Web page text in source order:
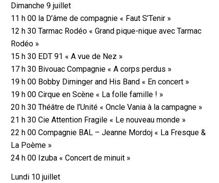
Dimanche 9 juillet
11 h 00 la D’âme de compagnie « Faut S’Tenir »
12 h 30 Tarmac Rodéo « Grand pique-nique avec Tarmac
Rodéo »
15 h 30 EDT 91 « A vue de Nez »
17 h 30 Bivouac Compagnie « A corps perdus »
19 h 00 Bobby Dirninger and His Band « En concert »
19 h 00 Cirque en Scène « La folle famille ! »
20 h 30 Théâtre de l’Unité « Oncle Vania à la campagne »
21 h 30 Cie Attention Fragile « Le nouveau monde »
22 h 00 Compagnie BAL – Jeanne Mordoj « La Fresque &
La Poème »
24 h 00 Izuba « Concert de minuit »
Lundi 10 juillet